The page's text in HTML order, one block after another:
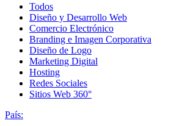
Todos
Diseño y Desarrollo Web
Comercio Electrónico
Branding e Imagen Corporativa
Diseño de Logo
Marketing Digital
Hosting
Redes Sociales
Sitios Web 360°
País: